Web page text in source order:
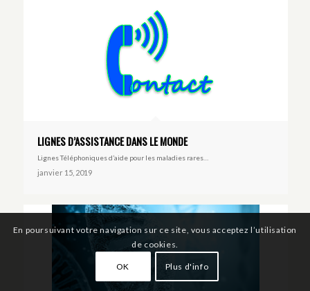
LIGNES D’ASSISTANCE DANS LE MONDE
Lignes Téléphoniques d’aide pour les maladies rares…
janvier 15, 2019
En poursuivant votre navigation sur ce site, vous acceptez l’utilisation
de cookies.
OK Plus d'info